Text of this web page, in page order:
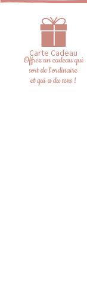
Carte Cadeau
Offrez un cadeau qui
sort de l'ordinaire
et qui a du sens !